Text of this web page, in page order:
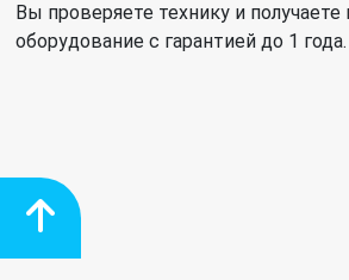
Вы проверяете технику и получаете
оборудование с гарантией до 1 года.